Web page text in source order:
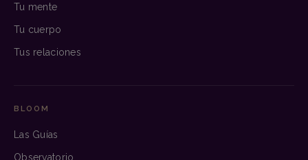
Tu mente
Tu cuerpo
Tus relaciones
BLOOM
Las Guías
Observatorio